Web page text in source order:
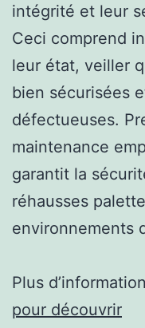
intégrité et leur
Ceci comprend
leur état, veiller
bien sécurisées
défectueuses.
maintenance
garantit la
réhausses
environnements
Plus
pour découvrir